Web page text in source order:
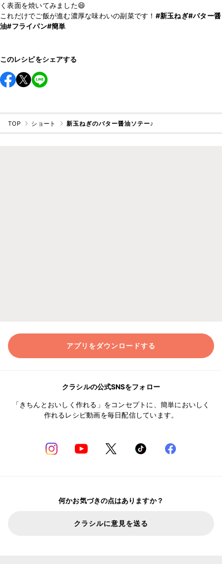
く表面を焼いてみました😄
これだけでご飯が進む濃厚な味わいの副菜です！ #新玉ねぎ#バター醤
油#フライパン#簡単
このレシピをシェアする
TOP ショート 新玉ねぎのバター醤油ソテー♪
アプリをダウンロードする
クラシルの公式SNSをフォロー
「きちんとおいしく作れる」をコンセプトに、簡単においしく
作れるレシピ動画を毎日配信しています。
何かお気づきの点はありますか？
クラシルに意見を送る